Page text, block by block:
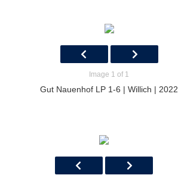
Image 1 of 1
Gut Nauenhof LP 1-6 | Willich | 2022